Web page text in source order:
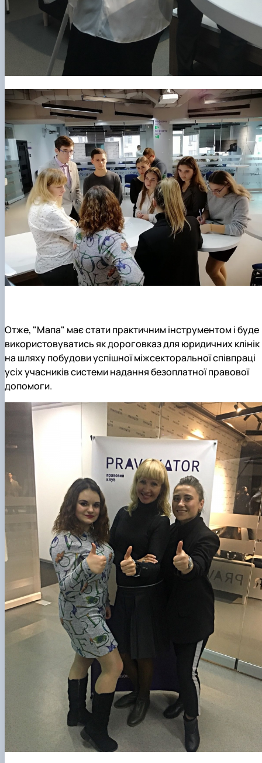
Отже, "Мапа" має стати практичним інструментом і буде
використовуватись як дороговказ для юридичних клінік
на шляху побудови успішної міжсекторальної співпраці
усіх учасників системи надання безоплатної правової
допомоги.